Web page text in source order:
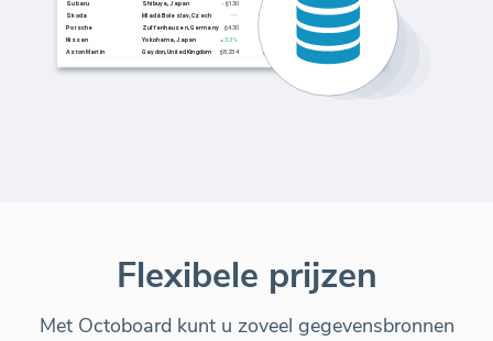
Flexibele prijzen
Met Octoboard kunt u zoveel gegevensbronnen